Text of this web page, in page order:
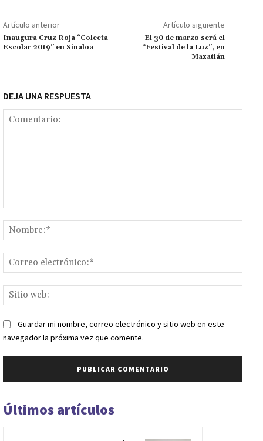
o
k
p
p
ge
r
m Li
n
k
p
ar
Artículo anterior
Inaugura Cruz Roja “Colecta
Escolar 2019” en Sinaloa
Artículo siguiente
El 30 de marzo será el
“Festival de la Luz”, en
Mazatlán
DEJA UNA RESPUESTA
web:
Guardar mi nombre, correo electrónico y sitio web en este
navegador la próxima vez que comente.
Últimos artículos